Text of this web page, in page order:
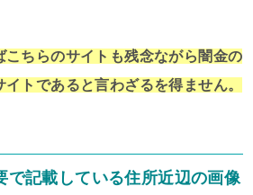
こちらのサイトも残念ながら闇金の
トであると言わざるを得ません。
で記載している住所近辺の画像